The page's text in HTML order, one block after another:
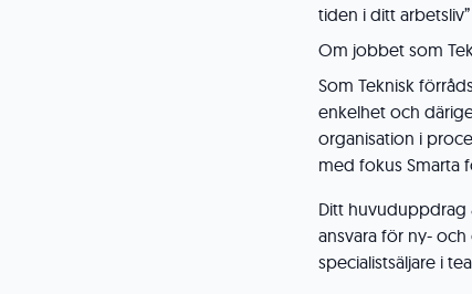
tiden i ditt
Om jobbet som
Som Teknisk
enkelhet och
organisation i
med fokus Smarta
Ditt huvuduppdrag
ansvara för ny-
specialistsäljare i